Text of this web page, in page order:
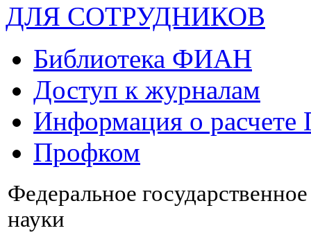
ДЛЯ СОТРУДНИКОВ
Библиотека ФИАН
Доступ к журналам
Информация о
Профком
Федеральное
науки